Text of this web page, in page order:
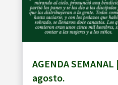
AGENDA
agosto.